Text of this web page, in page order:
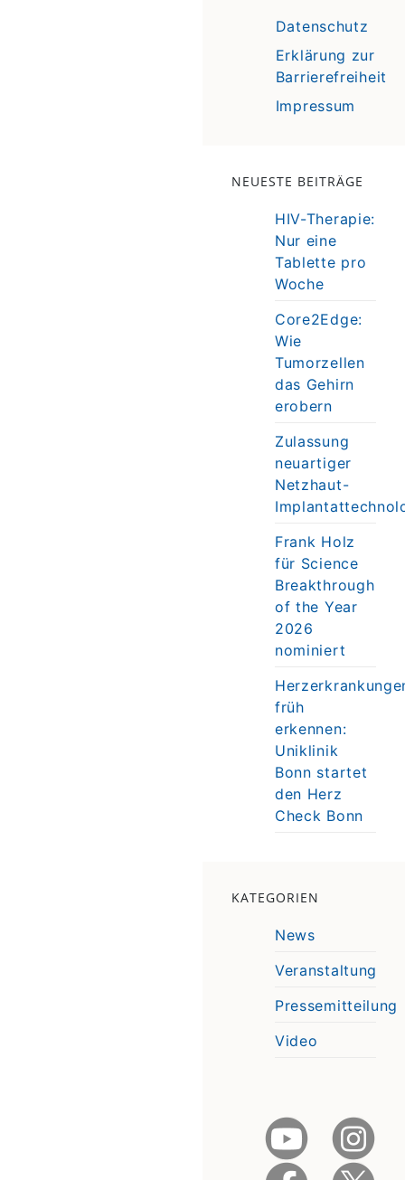
Datenschutz
Erklärung zur
Barrierefreiheit
Impressum
NEUESTE BEITRÄGE
HIV-Therapie:
Nur eine
Tablette pro
Woche
Core2Edge:
Wie
Tumorzellen
das Gehirn
erobern
Zulassung
neuartiger
Netzhaut-
Frank Holz
für Science
Breakthrough
of the Year
2026
nominiert
früh
erkennen:
Uniklinik
Bonn startet
den Herz
Check Bonn
KATEGORIEN
News
Veranstaltung
Pressemitteilung
Video